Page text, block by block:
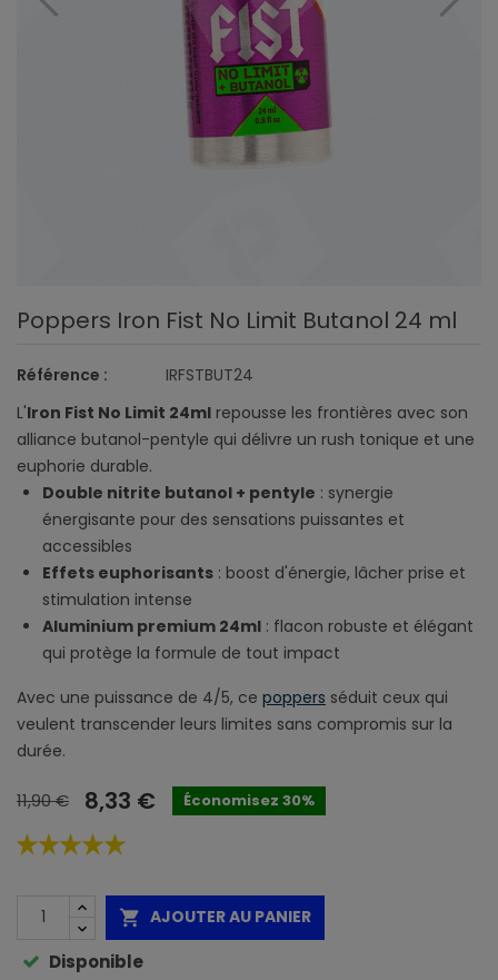
Poppers Iron Fist No Limit Butanol 24 ml
Référence :
IRFSTBUT24
L'Iron Fist No Limit 24ml repousse les frontières avec son
alliance butanol-pentyle qui délivre un rush tonique et une
euphorie durable.
Double nitrite butanol + pentyle : synergie
énergisante pour des sensations puissantes et
accessibles
Effets euphorisants: boost d'énergie, lâcher prise et
stimulation intense
Aluminium premium 24ml: flacon robuste et élégant
qui protège la formule de tout impact
Avec une puissance de 4/5, ce poppers séduit ceux qui
veulent transcender leurs limites sans compromis sur la
durée.
11,90 € 8,33 € Économisez 30%
 AJOUTER AU PANIER
Disponible